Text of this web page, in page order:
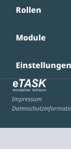
Rollen
Module
Einstellungen
Impressum